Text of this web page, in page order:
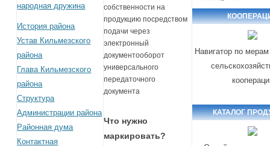
народная дружина
История района
Устав Кильмезского
района
Глава Кильмезского
района
Структура
Администрации района
Районная дума
Контактная
собственности на
продукцию посредством
подачи через
электронный
документооборот
универсального
передаточного
документа
Что нужно
маркировать?
Навигатор по
КАТАЛОГ